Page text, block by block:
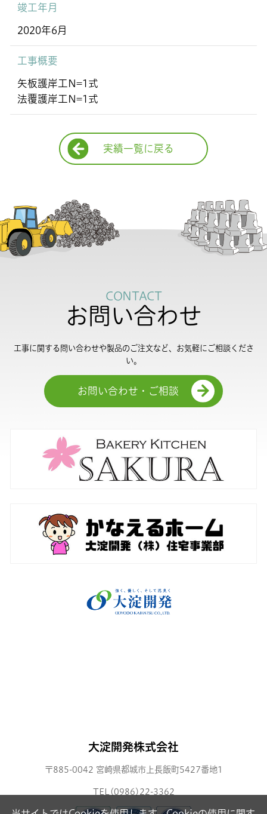
竣工年月
2020年6月
工事概要
矢板護岸工N=1式
法覆護岸工N=1式
実績一覧に戻る
CONTACT
お問い合わせ
工事に関する問い合わせや製品のご注文など、お気軽にご相談くださ
い。
お問い合わせ・ご相談
大淀開発株式会社
〒885-0042 宮崎県都城市上長飯町5427番地1
TEL(0986)22-3362